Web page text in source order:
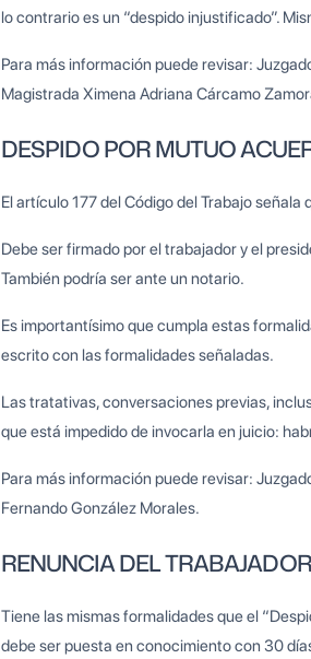
lo contrario es un “despido injustificado”.
Para más información puede revisar:
Magistrada Ximena Adriana Cárcamo
DESPIDO POR MUTUO
El artículo 177 del Código del Trabajo
Debe ser firmado por el trabajador y el
También podría ser ante un notario.
Es importantísimo que cumpla estas
escrito con las formalidades señaladas.
Las tratativas, conversaciones previas,
que está impedido de invocarla en juicio:
Para más información puede revisar:
Fernando González Morales.
RENUNCIA DEL TRABAJADOR
Tiene las mismas formalidades que el
debe ser puesta en conocimiento con 30